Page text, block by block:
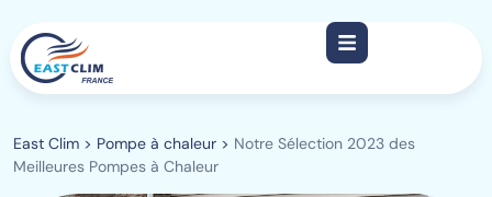
East Clim > Pompe à chaleur > Notre Sélection 2023 des
Meilleures Pompes à Chaleur